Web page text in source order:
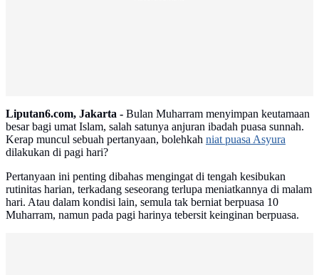
Liputan6.com, Jakarta - Bulan Muharram menyimpan keutamaan
besar bagi umat Islam, salah satunya anjuran ibadah puasa sunnah.
Kerap muncul sebuah pertanyaan, bolehkah niat puasa Asyura
dilakukan di pagi hari?
Pertanyaan ini penting dibahas mengingat di tengah kesibukan
rutinitas harian, terkadang seseorang terlupa meniatkannya di malam
hari. Atau dalam kondisi lain, semula tak berniat berpuasa 10
Muharram, namun pada pagi harinya tebersit keinginan berpuasa.